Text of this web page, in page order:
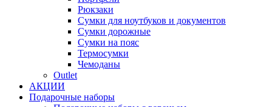
Рюкзаки
Сумки для ноутбуков и документов
Сумки дорожные
Сумки на пояс
Термосумки
Чемоданы
Outlet
АКЦИИ
Подарочные наборы